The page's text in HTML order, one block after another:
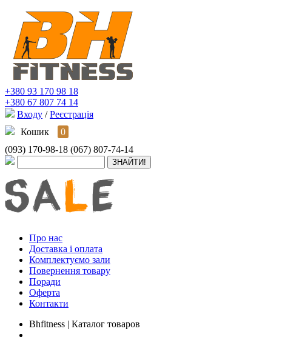
+380 93 170 98 18
+380 67 807 74 14
Входу / Реєстрація
Кошик
0
(093) 170-98-18 (067) 807-74-14
Про нас
Доставка і оплата
Комплектуємо зали
Повернення товару
Поради
Оферта
Контакти
Bhfitness | Каталог товаров